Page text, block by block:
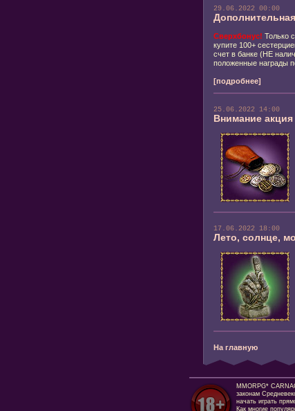
29.06.2022 00:00
Сверхбонус! Только
купите 100+
счет в банке (НЕ
положенные награды
[подробнее]
25.06.2022 14:00
Внимание
17.06.2022 18:00
Лето, солнце,
На главную
MMORPG*
законам
начать играть
Как многие